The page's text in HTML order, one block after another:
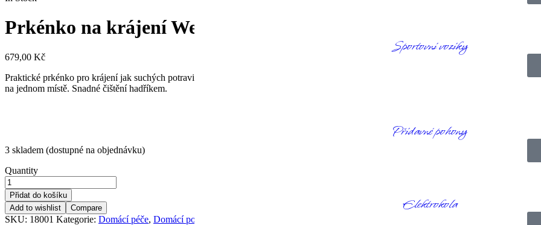
Sportovní vozíky
Přídavné pohony
Elektrokola
Prkénko na krájení Webequ
679,00 Kč
Praktické prkénko pro krájení jak suchých potravin, tak potravin se šťávou. Vysoké strany udrží drobky i Šťávu na svém místě a tím zajistí
na jednom místě. Snadné čištění hadříkem.
3 skladem (dostupné na objednávku)
Quantity
Přidat do košíku
Add to wishlist
Compare
SKU: 18001 Kategorie: Domácí péče, Domácí pomůcky